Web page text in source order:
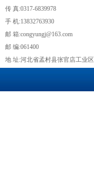
传 真:0317-6839978
手 机:13832763930
邮 箱:congyungj@163.com
邮 编:061400
地 址:河北省孟村县张官店工业区